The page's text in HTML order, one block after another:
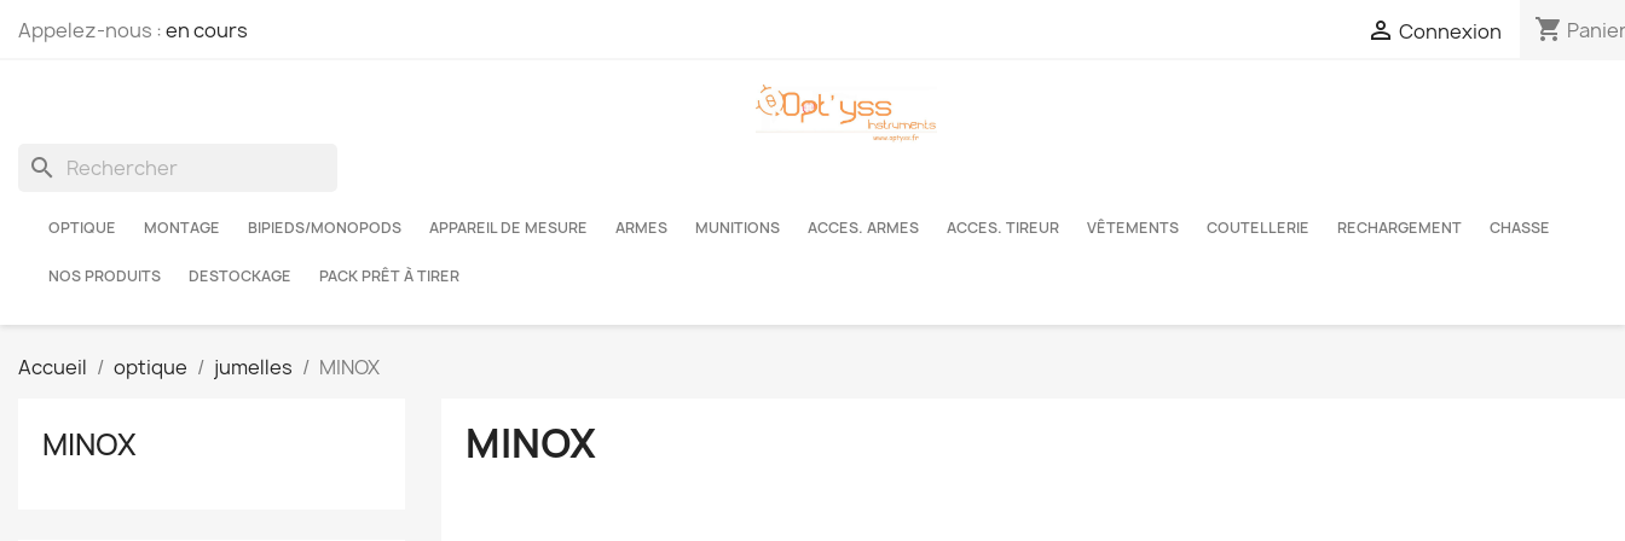
Appelez-nous :en cours  Connexion shopping_cart
search
OPTIQUE MONTAGE BIPIEDS/MONOPODS APPAREIL DE MESURE ARMES MUNITIONS ACCES. ARMES ACCES. TIREUR VÊTEMENTS COUTELLERIE RECHARGEMENT CHASSE
NOS PRODUITS DESTOCKAGE PACK PRÊT À TIRER
Accueil optique jumelles MINOX
MINOX MINOX